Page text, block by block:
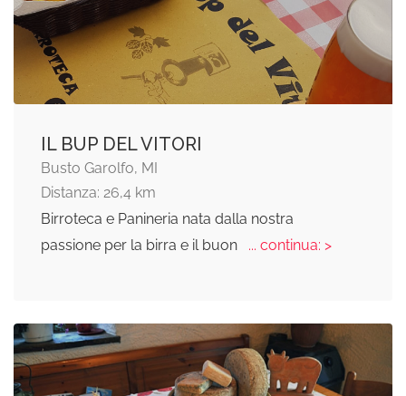
IL BUP DEL VITORI
Busto Garolfo, MI
Distanza: 26,4 km
Birroteca e Panineria nata dalla nostra
passione per la birra e il buon
... continua: >